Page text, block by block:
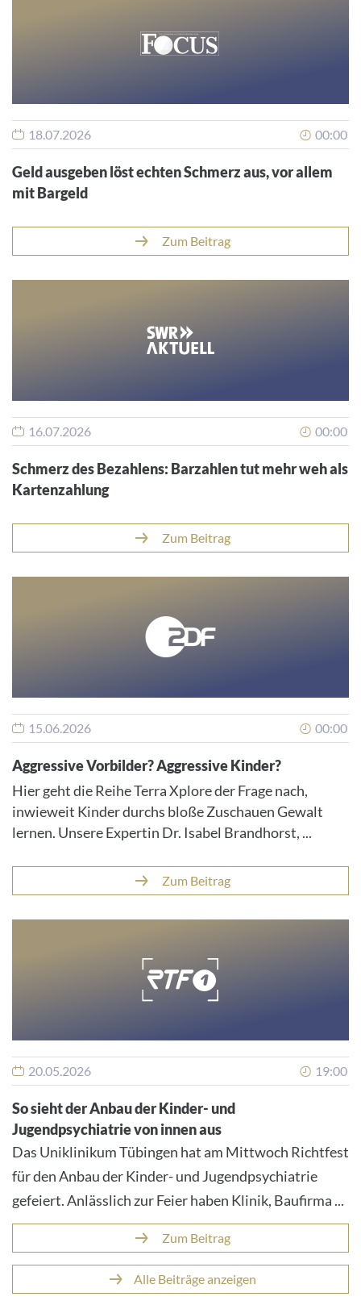
18.07.2026 00:00
Geld ausgeben löst echten Schmerz aus, vor allem
mit Bargeld
Zum Beitrag
16.07.2026 00:00
Schmerz des Bezahlens: Barzahlen tut mehr weh als
Kartenzahlung
Zum Beitrag
15.06.2026 00:00
Aggressive Vorbilder? Aggressive Kinder?
Hier geht die Reihe Terra Xplore der Frage nach,
inwieweit Kinder durchs bloße Zuschauen Gewalt
lernen. Unsere Expertin Dr. Isabel Brandhorst, ...
Zum Beitrag
20.05.2026 19:00
So sieht der Anbau der Kinder- und
Jugendpsychiatrie von innen aus
Das Uniklinikum Tübingen hat am Mittwoch Richtfest
für den Anbau der Kinder- und Jugendpsychiatrie
gefeiert. Anlässlich zur Feier haben Klinik, Baufirma ...
Zum Beitrag
Alle Beiträge anzeigen